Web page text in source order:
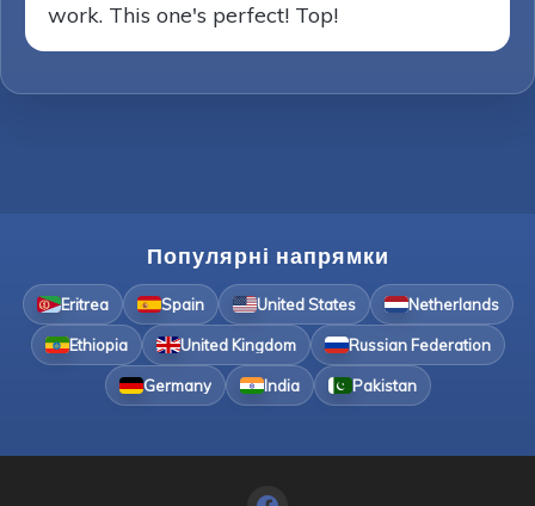
work. This one's perfect! Top!
Популярні напрямки
Eritrea Spain United States Netherlands
Ethiopia United Kingdom Russian Federation
Germany India Pakistan